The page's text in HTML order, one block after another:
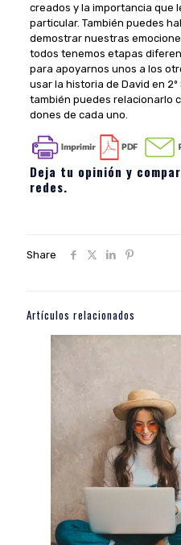
creados y la importancia que
particular. También puedes
demostrar nuestras
todos tenemos etapas
para apoyarnos unos a los
usar la historia de David en 2º
también puedes relacionarlo
dones de cada uno.
Deja tu opinión y
redes.
Share
Artículos relacionados